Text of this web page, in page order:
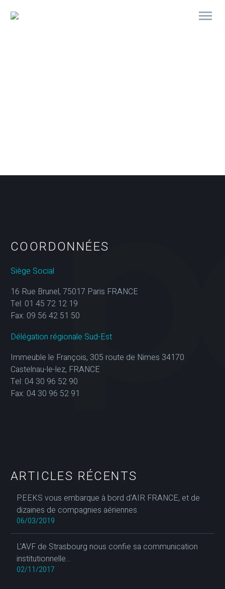
COORDONNÉES
Siège Social
16 Rue Brunel, 75017 Paris FRANCE
Tel: 01 45 72 12 19
Fax: 09 56 42 51 50
Délégation régionale Sud-Est
Immeuble le François, 305 route de Nimes 34170
Castelnau-le-lez, FRANCE
Tel: 04 30 96 52 90
Fax: 04 30 96 52 91
ARTICLES RÉCENTS
PEEKS vous embarque à bord d'AIR FRANCE, et de
dizaines de compagnies aériennes
06/03/2019
L'AVF de Strasbourg nous confie sa communication
institutionnelle...
02/11/2017